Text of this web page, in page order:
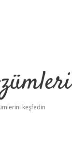
keşfedin